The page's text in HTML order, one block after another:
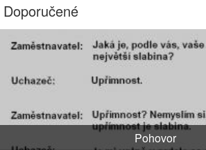
Doporučené
Pohovor